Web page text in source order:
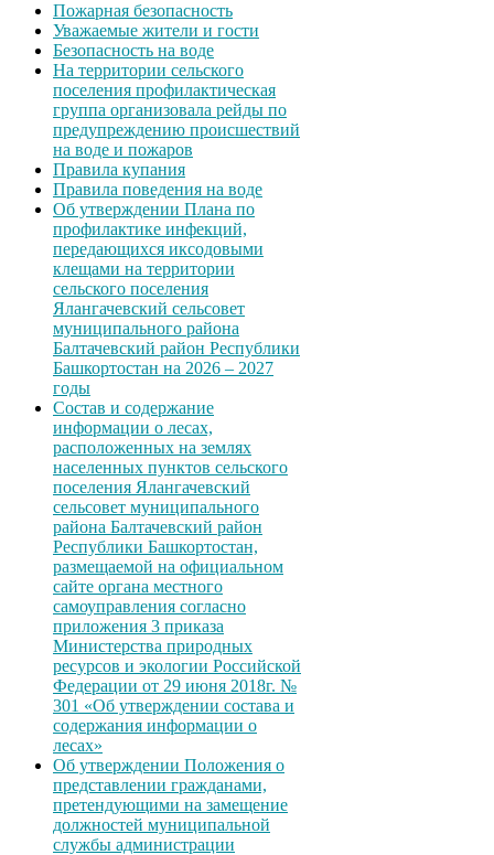
Пожарная безопасность
Уважаемые жители и гости
Безопасность на воде
На территории сельского
поселения профилактическая
группа организовала рейды по
предупреждению происшествий
на воде и пожаров
Правила купания
Правила поведения на воде
Об утверждении Плана по
профилактике инфекций,
передающихся иксодовыми
клещами на территории
сельского поселения
Ялангачевский сельсовет
муниципального района
Балтачевский район Республики
Башкортостан на 2026 – 2027
годы
Состав и содержание
информации о лесах,
расположенных на землях
населенных пунктов сельского
поселения Ялангачевский
сельсовет муниципального
района Балтачевский район
Республики Башкортостан,
размещаемой на официальном
сайте органа местного
самоуправления согласно
приложения 3 приказа
Министерства природных
ресурсов и экологии Российской
Федерации от 29 июня 2018г. №
301 «Об утверждении состава и
содержания информации о
лесах»
Об утверждении Положения о
представлении гражданами,
претендующими на замещение
должностей муниципальной
службы администрации